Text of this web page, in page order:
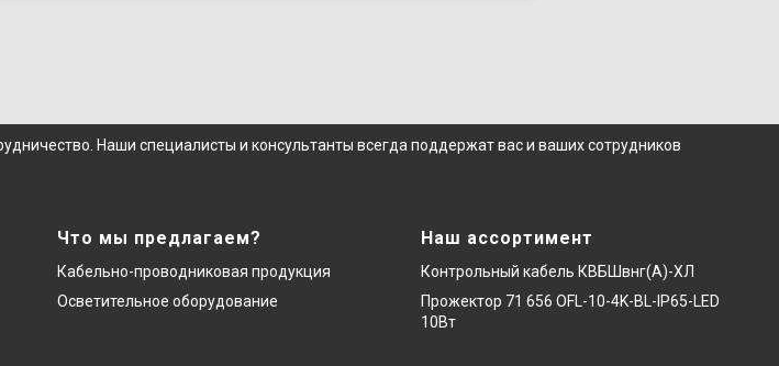
Наши специалисты и консультанты всегда поддержат вас и ваших сотрудников
Что мы предлагаем?
Кабельно-проводниковая продукция
Осветительное оборудование
Наш ассортимент
Контрольный кабель КВБШвнг(А)-ХЛ
Прожектор 71 656 OFL-10-4K-BL-IP65-LED
10Вт